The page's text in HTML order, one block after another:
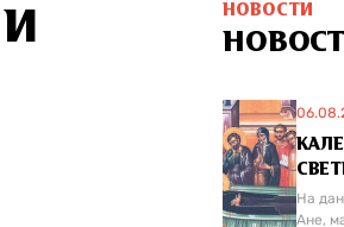
НОВОСТИ
На
Ане,